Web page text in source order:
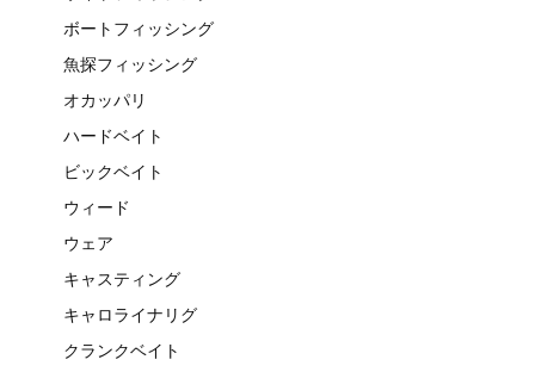
ボートフィッシング
魚探フィッシング
オカッパリ
ハードベイト
ビックベイト
ウィード
ウェア
キャスティング
キャロライナリグ
クランクベイト